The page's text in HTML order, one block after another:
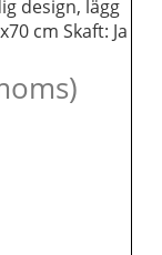
design, lägg
cm Skaft: Ja